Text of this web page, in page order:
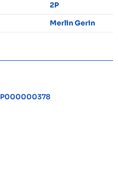
2P
Merlin Gerin
P000000378